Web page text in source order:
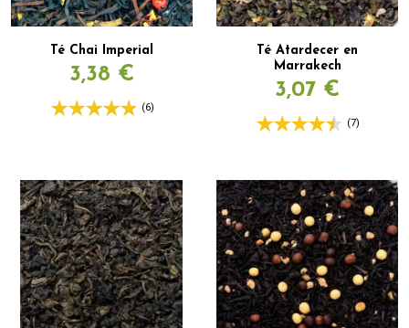
Té Chai Imperial
3,38 €
(6)
Té Atardecer en
Marrakech
3,07 €
(7)